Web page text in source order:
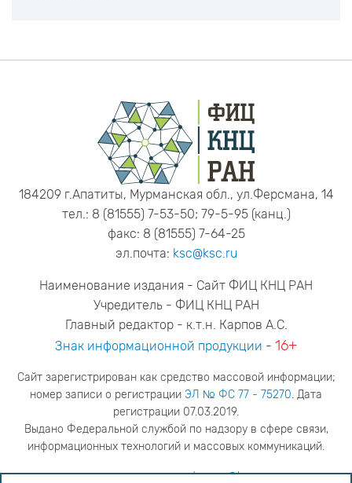
184209 г.Апатиты, Мурманская обл., ул.Ферсмана, 14
тел.: 8 (81555) 7-53-50; 79-5-95 (канц.)
факс: 8 (81555) 7-64-25
эл.почта: ksc@ksc.ru
Наименование издания - Сайт ФИЦ КНЦ РАН
Учредитель - ФИЦ КНЦ РАН
Главный редактор - к.т.н. Карпов А.С.
Знак информационной продукции - 16+
Сайт зарегистрирован как средство массовой информации;
номер записи о регистрации ЭЛ № ФС 77 - 75270. Дата
регистрации 07.03.2019.
Выдано Федеральной службой по надзору в сфере связи,
информационных технологий и массовых коммуникаций.
адрес редакцииya.stogova@ksc.ru